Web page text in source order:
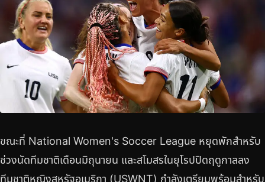
ขณะที่ National Women's Soccer League หยุดพักสำหรับ
ช่วงนัดทีมชาติเดือนมิถุนายน และสโมสรในยุโรปปิดฤดูกาลลง
ทีมชาติหญิงสหรัฐอเมริกา (USWNT) กำลังเตรียมพร้อมสำหรับ